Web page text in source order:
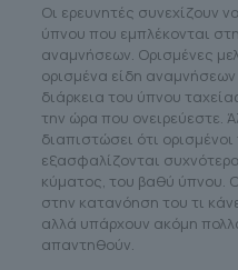
Οι ερευνητές συνεχίζουν
ύπνου που εμπλέκονται
αναμνήσεων. Ορισμένες
ορισμένα είδη
διάρκεια του ύπνου
την ώρα που ονειρεύεστε.
διαπιστώσει ότι
εξασφαλίζονται
κύματος, του βαθύ ύπνου.
στην κατανόηση του τι
αλλά υπάρχουν ακόμη
απαντηθούν.